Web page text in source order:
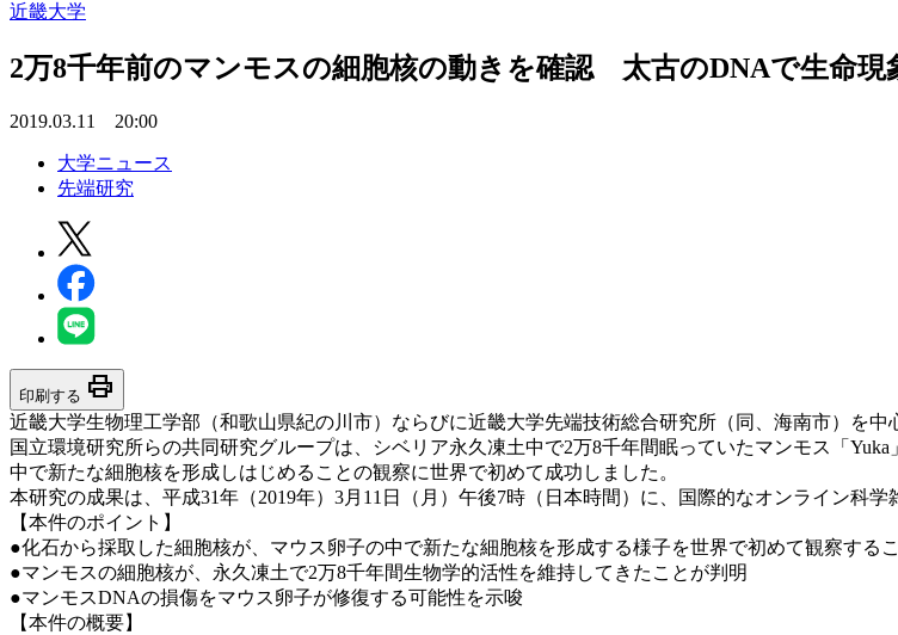
近畿大学
2万8千年前のマンモスの細胞核の動きを確認 太古のDNAで生命現
2019.03.11 20:00
大学ニュース
先端研究
印刷する print
近畿大学生物理工学部（和歌山県紀の川市）ならびに近畿大学先端技術総合研究所（同、海南市）を
国立環境研究所らの共同研究グループは、シベリア永久凍土中で2万8千年間眠っていたマンモス「
中で新たな細胞核を形成しはじめることの観察に世界で初めて成功しました。
本研究の成果は、平成31年（2019年）3月11日（月）午後7時（日本時間）に、国際的なオンライン科学
【本件のポイント】
●化石から採取した細胞核が、マウス卵子の中で新たな細胞核を形成する様子を世界で初めて観察する
●マンモスの細胞核が、永久凍土で2万8千年間生物学的活性を維持してきたことが判明
●マンモスDNAの損傷をマウス卵子が修復する可能性を示唆
【本件の概要】